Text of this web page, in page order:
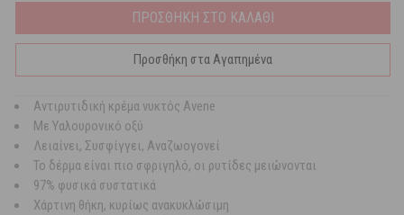
ΠΡΟΣΘΗΚΗ ΣΤΟ ΚΑΛΑΘΙ
Προσθήκη στα Αγαπημένα
Αντιρυτιδική κρέμα νυκτός Avene
Με Υαλουρονικό οξύ
Λειαίνει, Συσφίγγει, Αναζωογονεί
Το δέρμα είναι πιο σφριγηλό, οι ρυτίδες μειώνονται
97% φυσικά συστατικά
Χάρτινη θήκη, κυρίως ανακυκλώσιμη